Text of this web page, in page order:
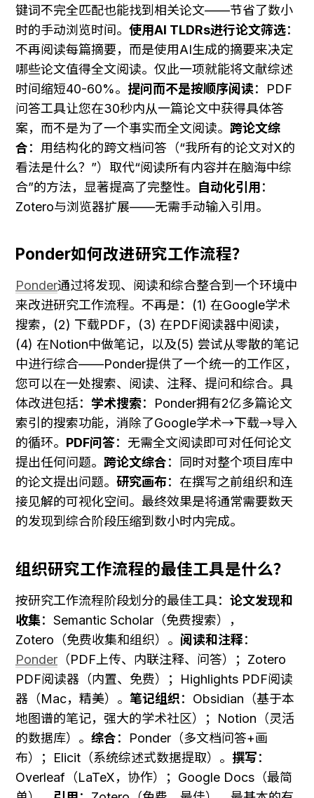
键词不完全匹配也能找到相关论文——节省了数小
时的手动浏览时间。 使用AI TLDRs进行论文筛选：
不再阅读每篇摘要，而是使用AI生成的摘要来决定
哪些论文值得全文阅读。仅此一项就能将文献综述
时间缩短40-60%。 提问而不是按顺序阅读：PDF
问答工具让您在30秒内从一篇论文中获得具体答
案，而不是为了一个事实而全文阅读。 跨论文综
合：用结构化的跨文档问答（“我所有的论文对X的
看法是什么？”）取代“阅读所有内容并在脑海中综
合”的方法，显著提高了完整性。 自动化引用 ：
Zotero与浏览器扩展——无需手动输入引用。
Ponder如何改进研究工作流程？
Ponder通过将发现、阅读和综合整合到一个环境中
来改进研究工作流程。不再是：(1) 在Google学术
搜索，(2) 下载PDF，(3) 在PDF阅读器中阅读，
(4) 在Notion中做笔记，以及(5) 尝试从零散的笔记
中进行综合——Ponder提供了一个统一的工作区，
您可以在一处搜索、阅读、注释、提问和综合。具
体改进包括： 学术搜索：Ponder拥有2亿多篇论文
索引的搜索功能，消除了Google学术→下载→导入
的循环。 PDF问答：无需全文阅读即可对任何论文
提出任何问题。 跨论文综合：同时对整个项目库中
的论文提出问题。 研究画布：在撰写之前组织和连
接见解的可视化空间。最终效果是将通常需要数天
的发现到综合阶段压缩到数小时内完成。
组织研究工作流程的最佳工具是什么？
按研究工作流程阶段划分的最佳工具： 论文发现和
收集：Semantic Scholar（免费搜索），
Zotero（免费收集和组织）。 阅读和注释：
Ponder （PDF上传、内联注释、问答）；Zotero
PDF阅读器（内置、免费）；Highlights PDF阅读
器（Mac，精美）。 笔记组织：Obsidian（基于本
地图谱的笔记，强大的学术社区）；Notion（灵活
的数据库）。 综合：Ponder（多文档问答+画
布）；Elicit（系统综述式数据提取）。 撰写：
Overleaf（LaTeX，协作）；Google Docs（最简